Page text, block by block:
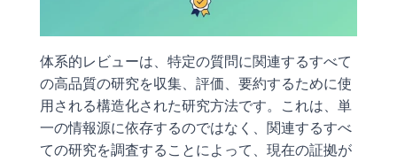
体系的レビューは、特定の質問に関連するすべて
の高品質の研究を収集、評価、要約するために使
用される構造化された研究方法です。これは、単
一の情報源に依存するのではなく、関連するすべ
ての研究を調査することによって、現在の証拠が